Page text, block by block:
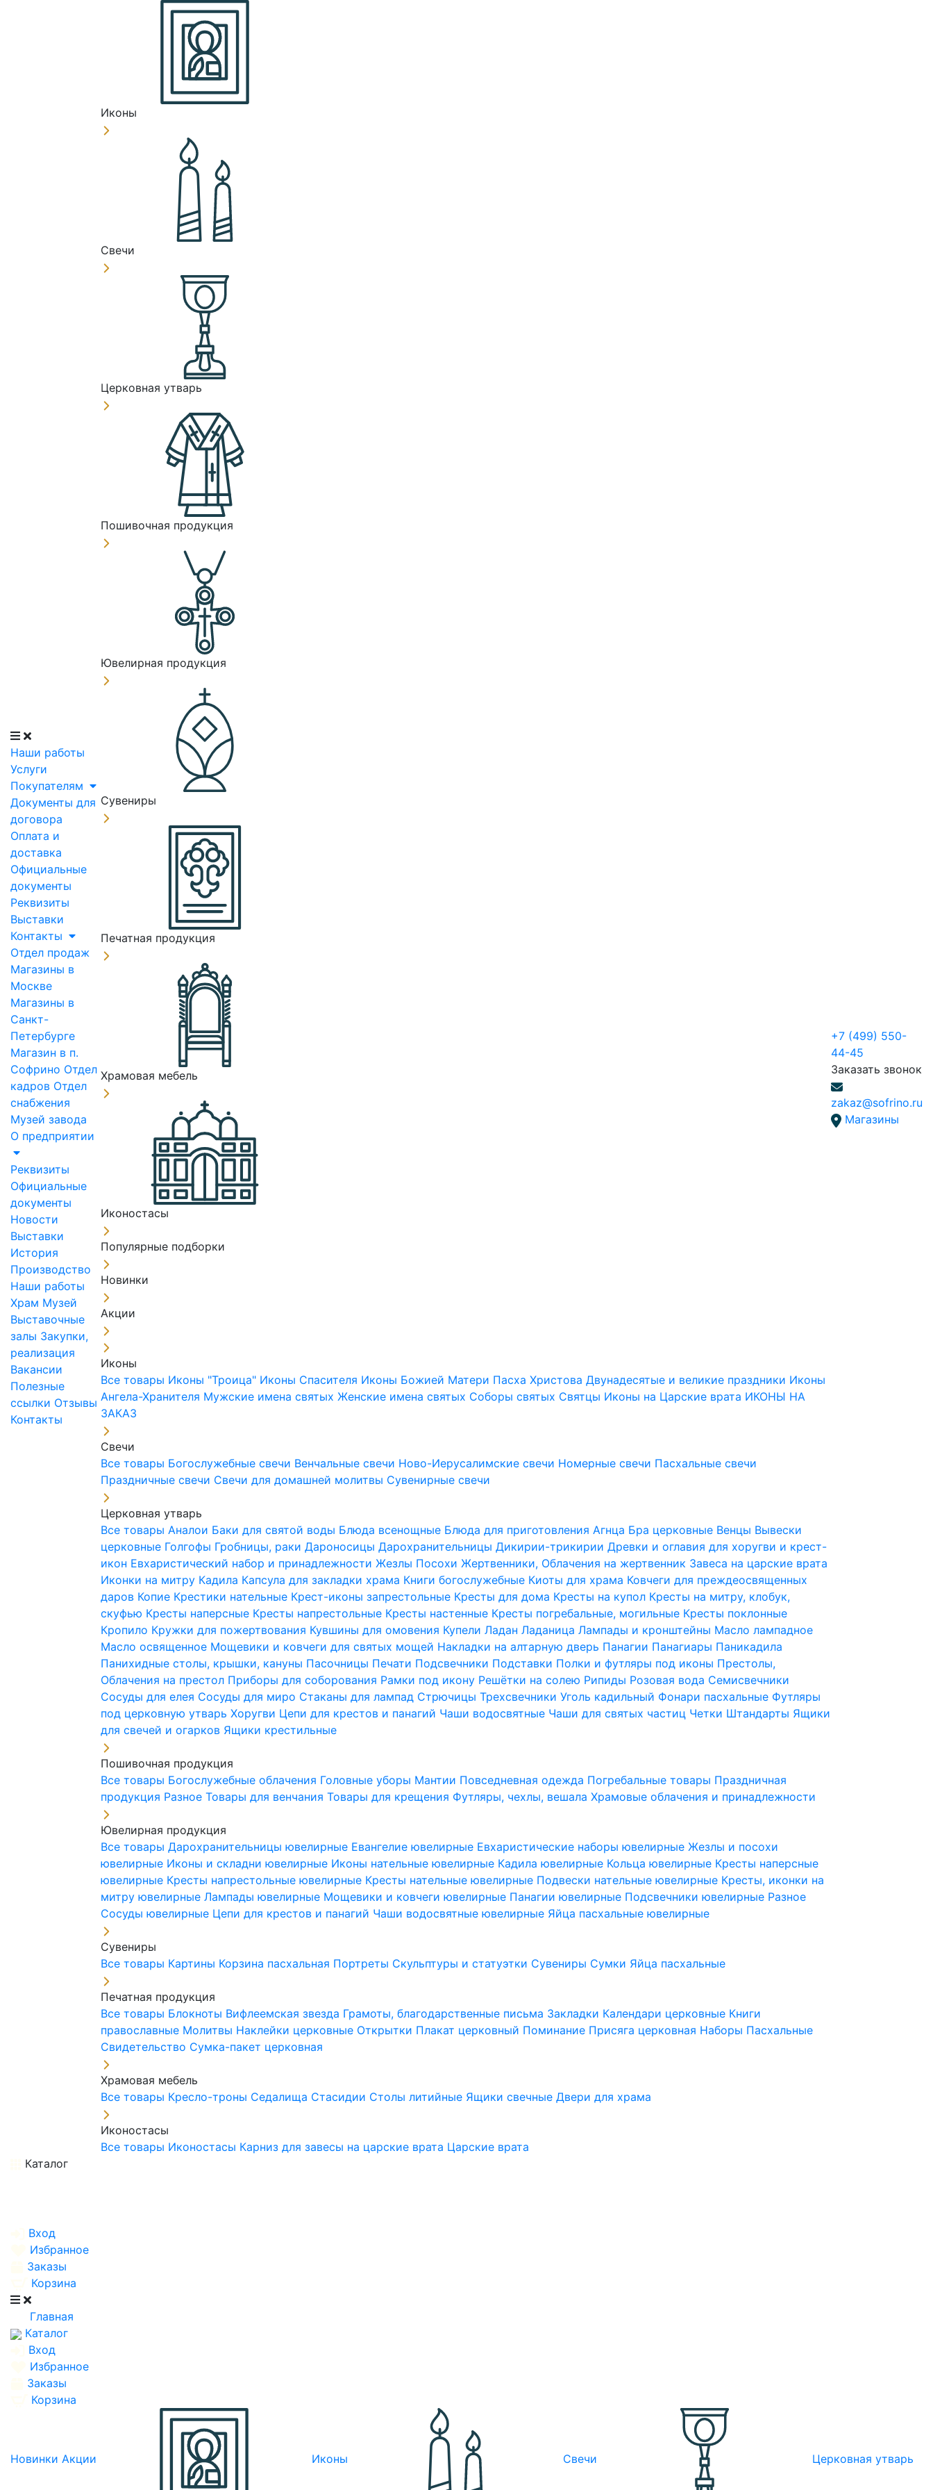
Наши работы
Услуги
Покупателям
Документы для
договора
Оплата и
доставка
Официальные
документы
Реквизиты
Выставки
Контакты
Отдел продаж
Магазины в
Москве
Магазины в
Санкт-
Петербурге
Магазин в п.
Софрино Отдел
кадров Отдел
снабжения
Музей завода
О предприятии
Реквизиты
Официальные
документы
Новости
Выставки
История
Производство
Наши работы
Храм Музей
Выставочные
залы Закупки,
реализация
Вакансии
Полезные
ссылки Отзывы
Контакты
Иконы
Свечи
Церковная утварь
Пошивочная продукция
Ювелирная продукция
Сувениры
Печатная продукция
Храмовая мебель
Иконостасы
Популярные подборки
Новинки
Акции
Иконы
Все товары Иконы "Троица" Иконы Спасителя Иконы Божией Матери Пасха ХристоваДвунадесятые и великие праздники Иконы
Ангела-Хранителя Мужские имена святыхЖенские имена святых Соборы святых Святцы Иконы на Царские врата ИКОНЫ НА
ЗАКАЗ
Свечи
Все товары Богослужебные свечи Венчальные свечи Ново-Иерусалимские свечи Номерные свечи Пасхальные свечи
Праздничные свечи Свечи для домашней молитвы Сувенирные свечи
Церковная утварь
Все товарыАналои Баки для святой воды Блюда всенощные Блюда для приготовления Агнца Бра церковные Венцы Вывески
церковные Голгофы Гробницы, ракиДароносицыДарохранительницыДикирии-трикирииДревки и оглавия для хоругви и крест-
икон Евхаристический набор и принадлежностиЖезлы ПосохиЖертвенники, Облачения на жертвенник Завеса на царские врата
Иконки на митру Кадила Капсула для закладки храма Книги богослужебные Киоты для храма Ковчеги для преждеосвященных
даров Копие Крестики нательные Крест-иконы запрестольные Кресты для дома Кресты на купол Кресты на митру, клобук,
скуфью Кресты наперсные Кресты напрестольные Кресты настенные Кресты погребальные, могильные Кресты поклонные
Кропило Кружки для пожертвования Кувшины для омовения КупелиЛаданЛаданицаЛампады и кронштейны Масло лампадное
Масло освященное Мощевики и ковчеги для святых мощей Накладки на алтарную дверь Панагии Панагиары Паникадила
Панихидные столы, крышки, кануны Пасочницы Печати Подсвечники Подставки Полки и футляры под иконы Престолы,
Облачения на престол Приборы для соборования Рамки под икону Решётки на солею Рипиды Розовая вода Семисвечники
Сосуды для елея Сосуды для миро Стаканы для лампад СтрючицыТрехсвечникиУголь кадильный Фонари пасхальные Футляры
под церковную утварьХоругви Цепи для крестов и панагий Чаши водосвятные Чаши для святых частиц Четки Штандарты Ящики
для свечей и огарков Ящики крестильные
Пошивочная продукция
Все товары Богослужебные облачения Головные уборы Мантии Повседневная одежда Погребальные товары Праздничная
продукция РазноеТовары для венчанияТовары для крещения Футляры, чехлы, вешалаХрамовые облачения и принадлежности
Ювелирная продукция
Все товарыДарохранительницы ювелирные Евангелие ювелирные Евхаристические наборы ювелирныеЖезлы и посохи
ювелирные Иконы и складни ювелирные Иконы нательные ювелирные Кадила ювелирные Кольца ювелирные Кресты наперсные
ювелирные Кресты напрестольные ювелирные Кресты нательные ювелирные Подвески нательные ювелирные Кресты, иконки на
митру ювелирныеЛампады ювелирные Мощевики и ковчеги ювелирные Панагии ювелирные Подсвечники ювелирные Разное
Сосуды ювелирные Цепи для крестов и панагий Чаши водосвятные ювелирные Яйца пасхальные ювелирные
Сувениры
Все товары Картины Корзина пасхальная Портреты Скульптуры и статуэтки Сувениры Сумки Яйца пасхальные
Печатная продукция
Все товары Блокноты Вифлеемская звезда Грамоты, благодарственные письма Закладки Календари церковные Книги
православные Молитвы Наклейки церковные Открытки Плакат церковный Поминание Присяга церковная Наборы Пасхальные
Свидетельство Сумка-пакет церковная
Храмовая мебель
Все товары Кресло-троны Седалища Стасидии Столы литийные Ящики свечныеДвери для храма
Иконостасы
Все товары Иконостасы Карниз для завесы на царские врата Царские врата
+7 (499) 550-
44-45
Заказать звонок
zakaz@sofrino.ru
Магазины
Каталог
Вход
Избранное
Заказы
Корзина
Главная
Каталог
Вход
Избранное
Заказы
Корзина
Новинки Акции Иконы Свечи Церковная утварь